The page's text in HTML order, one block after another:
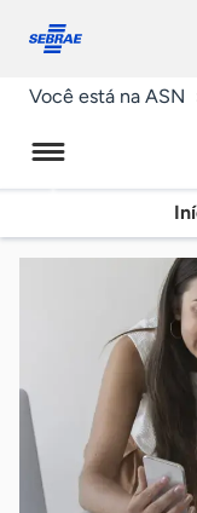
conosco
Você está na ASN